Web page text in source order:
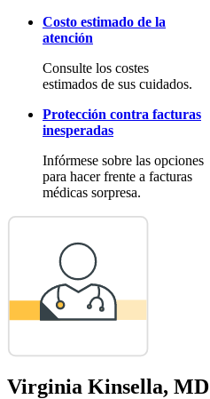
Costo estimado de la
atención
Consulte los costes
estimados de sus cuidados.
Protección contra facturas
inesperadas
Infórmese sobre las opciones
para hacer frente a facturas
médicas sorpresa.
Virginia Kinsella, MD